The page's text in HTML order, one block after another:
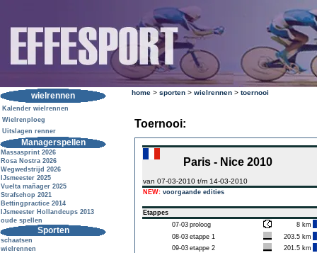
wielrennen
Kalender wielrennen
Wielrenploeg
Uitslagen renner
Managerspellen
Massasprint 2026
Rosa Nostra 2026
Wegwedstrijd 2026
IJsmeester 2025
Vuelta mañager 2025
Strafschop 2021
Bettingpractice 2014
IJsmeester Hollandcups 2013
oude spellen
Sporten
schaatsen
wielrennen
home > sporten > wielrennen > toernooi
Toernooi:
Paris - Nice 2010
van 07-03-2010 t/m 14-03-2010
NEW: voorgaande edities
Etappes
07-03 proloog
8 km
08-03 etappe 1
203.5 km
09-03 etappe 2
201.5 km